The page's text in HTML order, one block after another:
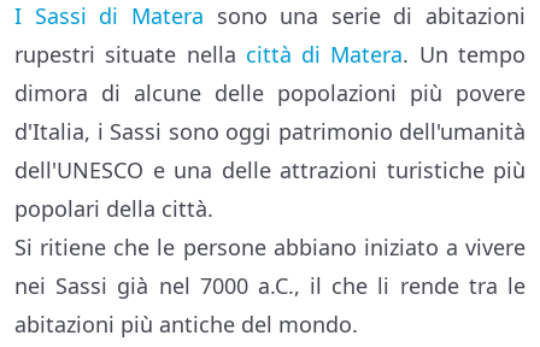
I Sassi di Matera sono una serie di abitazioni
rupestri situate nella città di Matera. Un tempo
dimora di alcune delle popolazioni più povere
d'Italia, i Sassi sono oggi patrimonio dell'umanità
dell'UNESCO e una delle attrazioni turistiche più
popolari della città.
Si ritiene che le persone abbiano iniziato a vivere
nei Sassi già nel 7000 a.C., il che li rende tra le
abitazioni più antiche del mondo.